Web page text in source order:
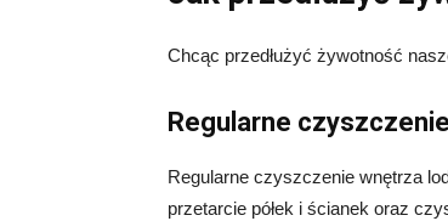
Chcąc przedłużyć żywotność
Regularne czyszczenie
Regularne czyszczenie wnętrza
przetarcie półek i ścianek oraz